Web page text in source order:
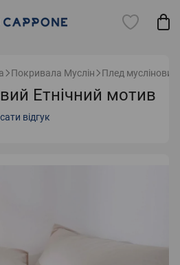
Покривала Муслін Плед
Етнічний мотив
відгук